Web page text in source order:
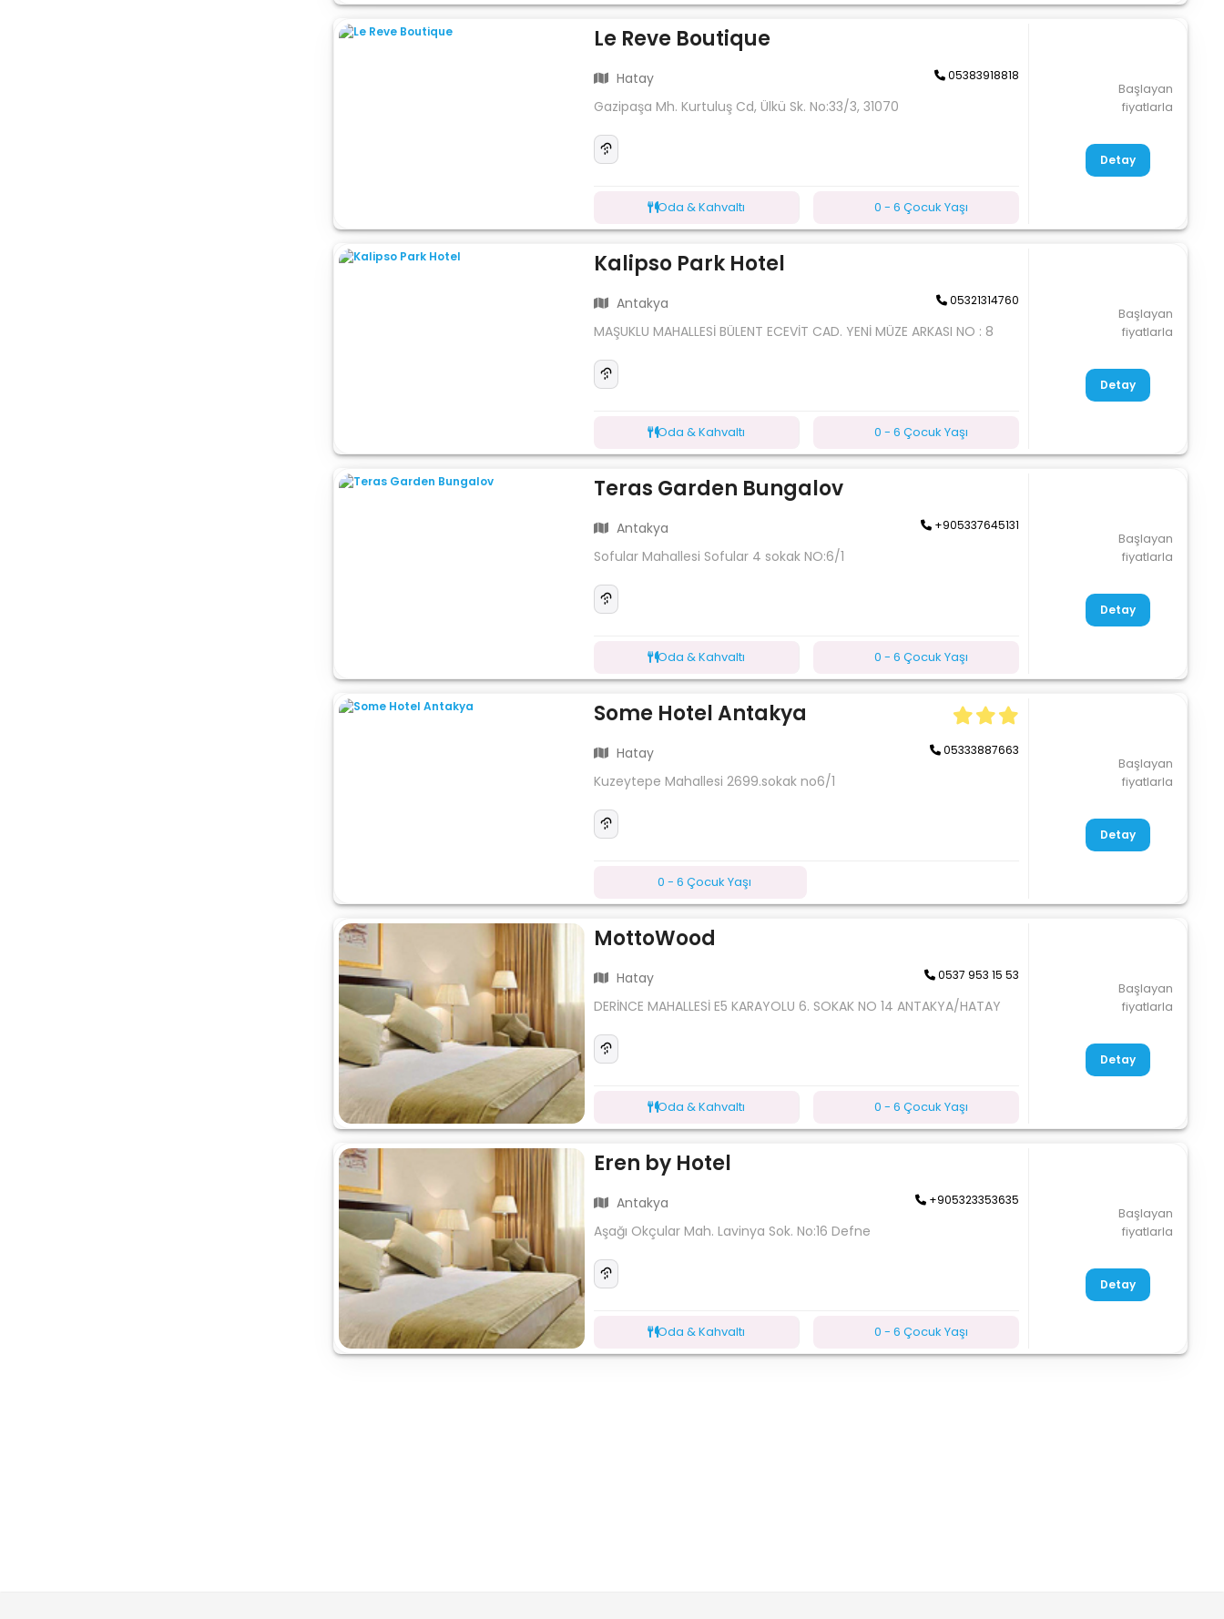
Le Reve Boutique
Hatay 05383918818
Gazipaşa Mh. Kurtuluş Cd, Ülkü Sk. No:33/3, 31070
Oda & Kahvaltı 0 - 6 Çocuk Yaşı
Başlayan
fiyatlarla
Detay
Kalipso Park Hotel
Antakya 05321314760
MAŞUKLU MAHALLESİ BÜLENT ECEVİT CAD. YENİ MÜZE ARKASI NO : 8
Oda & Kahvaltı 0 - 6 Çocuk Yaşı
Başlayan
fiyatlarla
Detay
Teras Garden Bungalov
Antakya +905337645131
Sofular Mahallesi Sofular 4 sokak NO:6/1
Oda & Kahvaltı 0 - 6 Çocuk Yaşı
Başlayan
fiyatlarla
Detay
Some Hotel Antakya
Hatay 05333887663
Kuzeytepe Mahallesi 2699.sokak no6/1
0 - 6 Çocuk Yaşı
Başlayan
fiyatlarla
Detay
MottoWood
Hatay 0537 953 15 53
DERİNCE MAHALLESİ E5 KARAYOLU 6. SOKAK NO 14 ANTAKYA/HATAY
Oda & Kahvaltı 0 - 6 Çocuk Yaşı
Başlayan
fiyatlarla
Detay
Eren by Hotel
Antakya +905323353635
Aşağı Okçular Mah. Lavinya Sok. No:16 Defne
Oda & Kahvaltı 0 - 6 Çocuk Yaşı
Başlayan
fiyatlarla
Detay